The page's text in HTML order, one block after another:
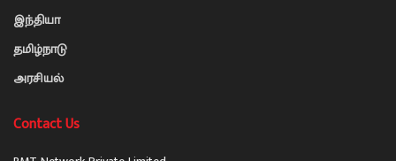
இந்தியா
தமிழ்நாடு
அரசியல்
Contact Us